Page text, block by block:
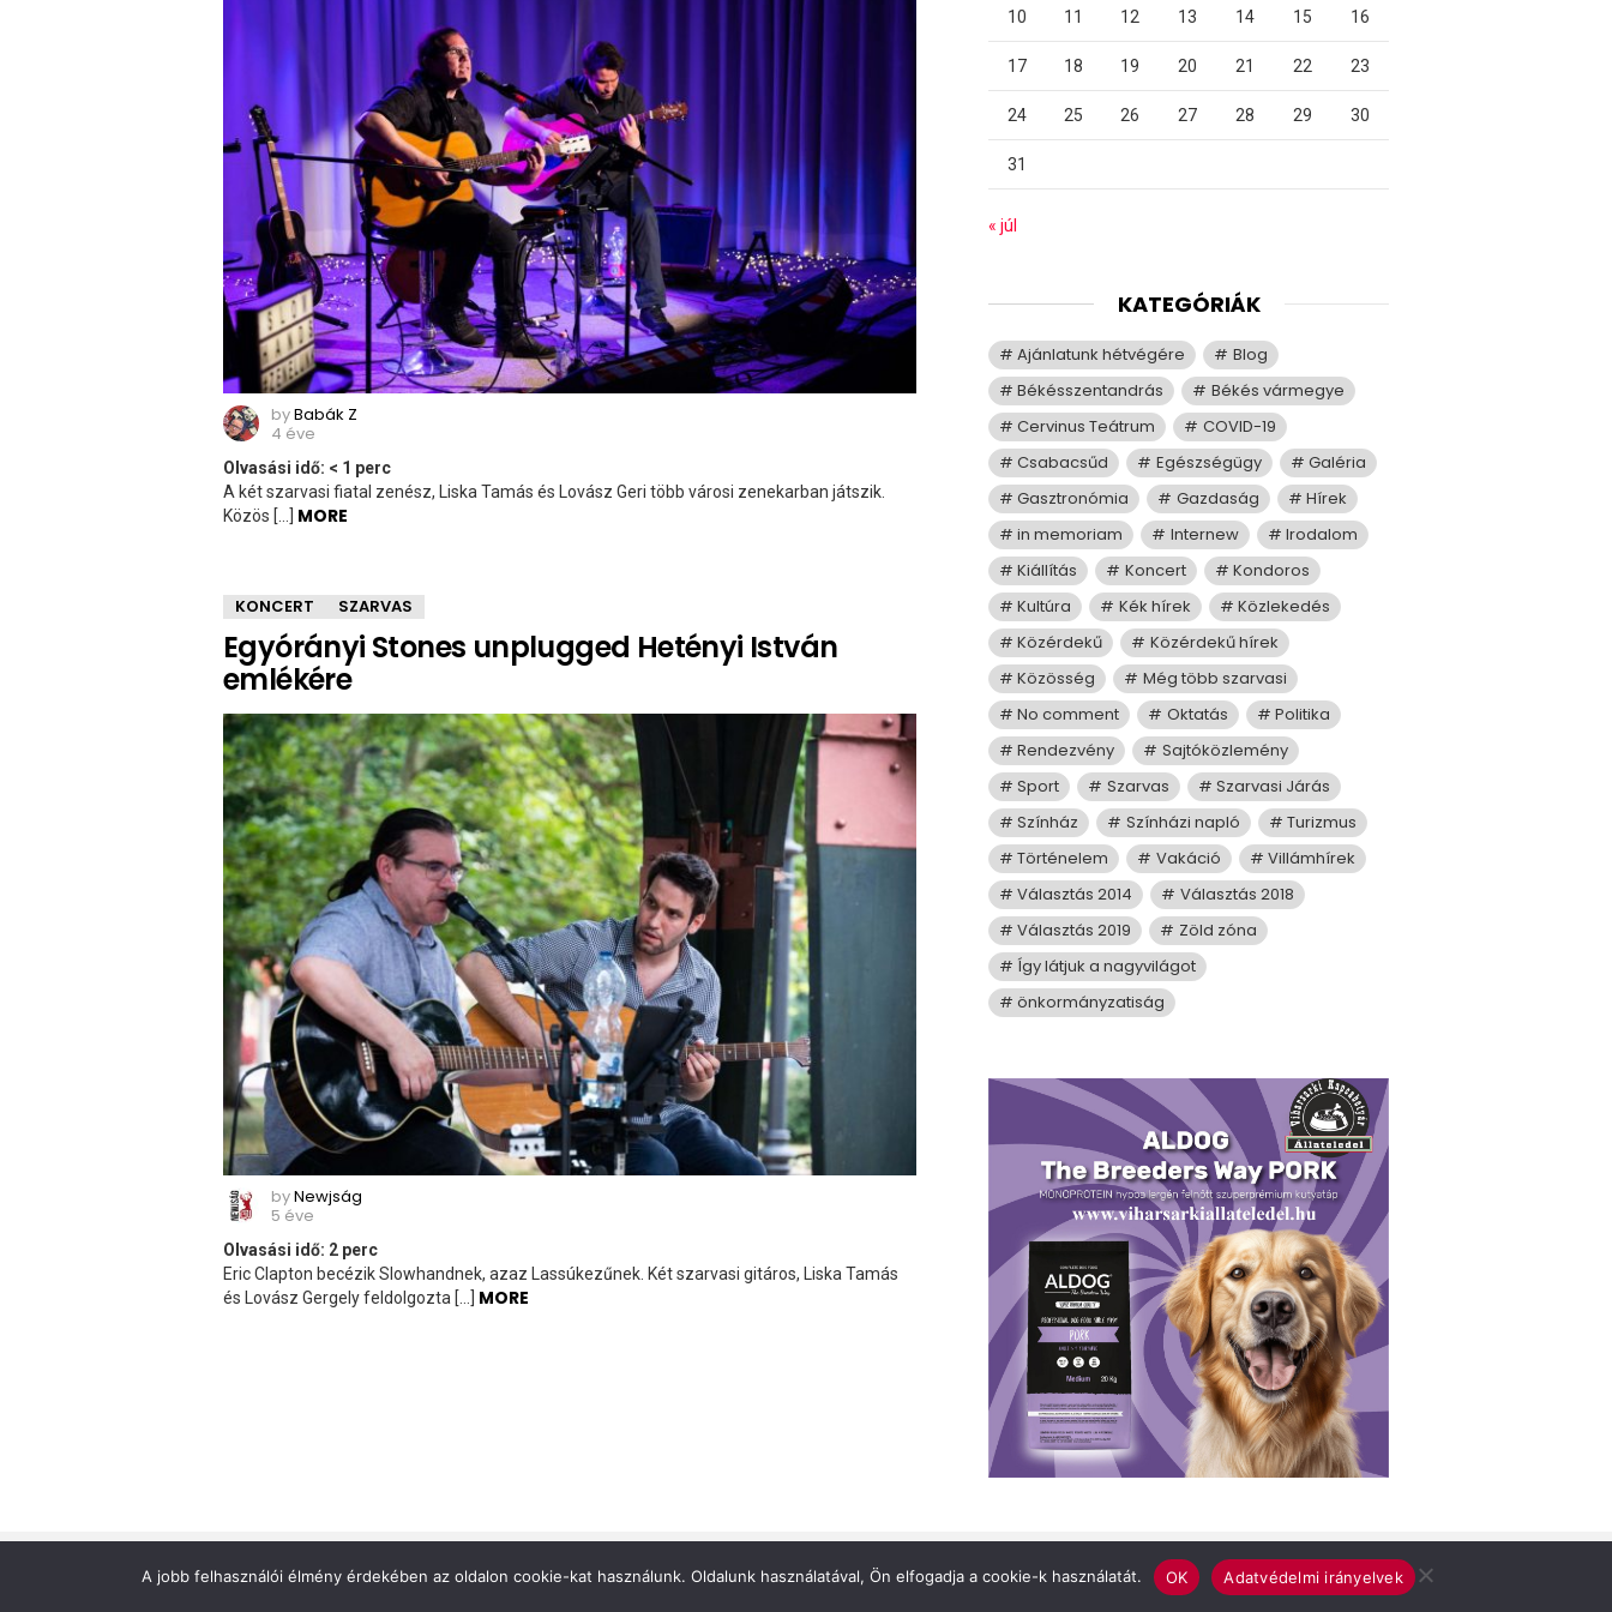
byBabák Z
4 éve
Olvasási idő: < 1 perc
A két szarvasi fiatal zenész, Liska Tamás és Lovász Geri több városi zenekarban játszik.
Közös […] MORE
KONCERT SZARVAS
Egyórányi Stones unplugged Hetényi István
emlékére
byNewjság
5 éve
Olvasási idő: 2 perc
Eric Clapton becézik Slowhandnek, azaz Lassúkezűnek. Két szarvasi gitáros, Liska Tamás
és Lovász Gergely feldolgozta […] MORE
10 11 12 13 14 15 16
17 18 19 20 21 22 23
24 25 26 27 28 29 30
31
« júl
KATEGÓRIÁK
Ajánlatunk hétvégére
Blog
Békésszentandrás
Békés vármegye
Cervinus Teátrum
COVID-19
Csabacsűd
Egészségügy
Galéria
Gasztronómia
Gazdaság
Hírek
in memoriam
Internew
Irodalom
Kiállítás
Koncert
Kondoros
Kultúra
Kék hírek
Közlekedés
Közérdekű
Közérdekű hírek
Közösség
Még több szarvasi
No comment
Oktatás
Politika
Rendezvény
Sajtóközlemény
Sport
Szarvas
Szarvasi Járás
Színház
Színházi napló
Turizmus
Történelem
Vakáció
Villámhírek
Választás 2014
Választás 2018
Választás 2019
Zöld zóna
Így látjuk a nagyvilágot
önkormányzatiság
Adatvédelmi irányelvek
Médiaajánlat
Küldjön hírt!
A jobb felhasználói élmény érdekében az oldalon cookie-kat használunk. Oldalunk használatával, Ön elfogadja a cookie-k használatát. OK Adatvédelmi irányelvek